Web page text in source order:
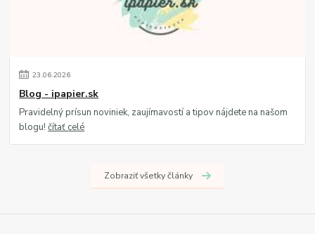
23.06.2026
Blog - ipapier.sk
Pravidelný prísun noviniek, zaujímavostí a tipov nájdete na našom
blogu!čítať celé
Zobraziť všetky články